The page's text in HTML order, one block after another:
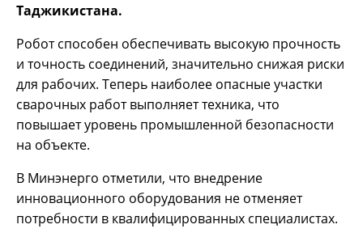
Таджикистана.
Робот способен обеспечивать высокую прочность
и точность соединений, значительно снижая риски
для рабочих. Теперь наиболее опасные участки
сварочных работ выполняет техника, что
повышает уровень промышленной безопасности
на объекте.
В Минэнерго отметили, что внедрение
инновационного оборудования не отменяет
потребности в квалифицированных специалистах.